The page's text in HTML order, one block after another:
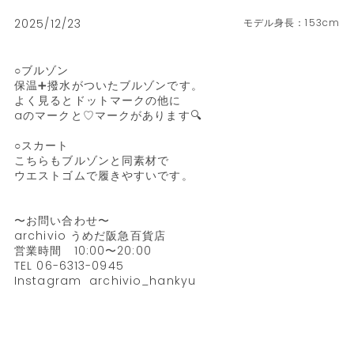
2025/12/23 153cm
○ブルゾン
保温➕撥水がついたブルゾンです。
よく見るとドットマークの他に
aのマークと♡マークがあります🔍
○スカート
こちらもブルゾンと同素材で
ウエストゴムで履きやすいです。
〜お問い合わせ〜
archivio うめだ阪急百貨店
営業時間　10:00〜20:00
TEL 06-6313-0945
Instagram  archivio_hankyu